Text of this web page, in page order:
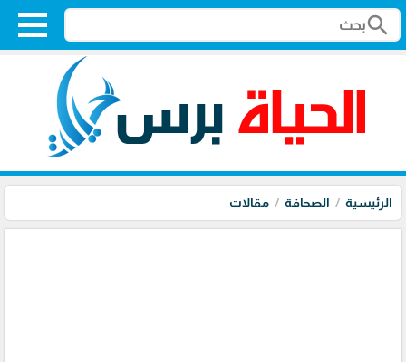
search
الرئيسية الصحافة مقالات